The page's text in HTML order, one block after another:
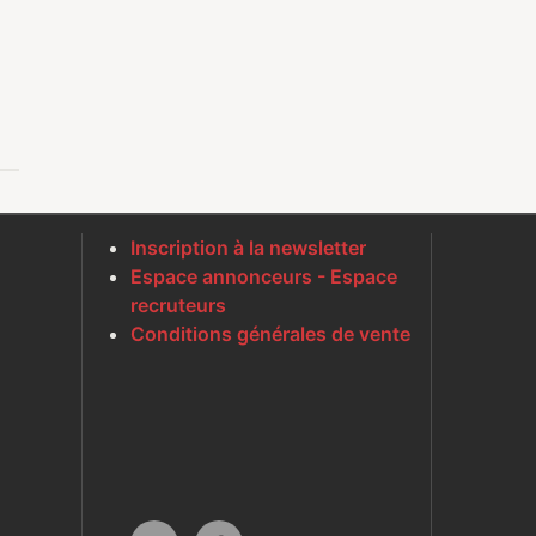
Inscription à la newsletter
Espace annonceurs - Espace
recruteurs
Conditions générales de vente